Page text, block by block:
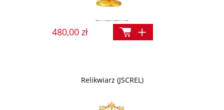
480,00 zł
Relikwiarz (JSCREL)